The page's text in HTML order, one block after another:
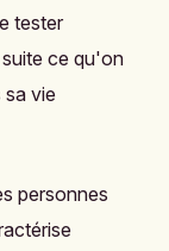
tester
ce qu'on
vie
personnes